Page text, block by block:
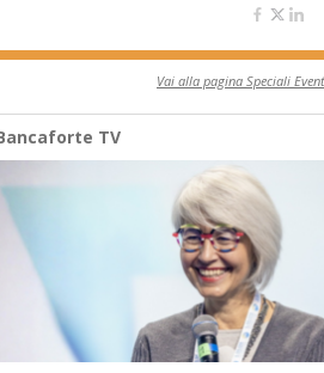
Vai alla pagina Speciali
TV